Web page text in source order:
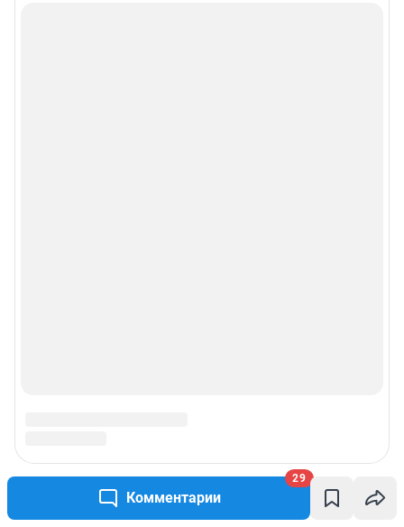
Комментарии
29
Подписаться на новости